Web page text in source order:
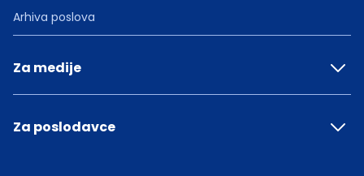
Arhiva poslova
Za medije
Za poslodavce